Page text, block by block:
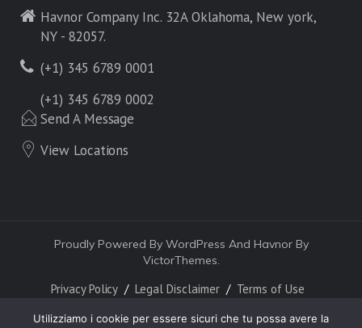
Havnor Company Inc. 32A Oklahoma, New york,
NY - 82057.
(+1) 345 6789 0001
(+1) 345 6789 0002
Send A Message
View Locations
Proudly Powered By WordPress And Havnor By
VictorThemes.
Privacy Policy Legal Disclaimer Terms of Use
Utilizziamo i cookie per essere sicuri che tu possa avere la